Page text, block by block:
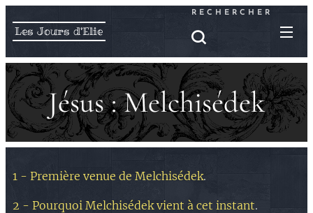
Les Jours d'Elie
RECHERCHER
Jésus : Melchisédek
1 - Première venue de Melchisédek.
2 - Pourquoi Melchisédek vient à cet instant.